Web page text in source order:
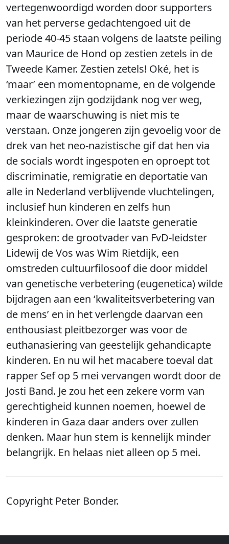
vertegenwoordigd worden door supporters
van het perverse gedachtengoed uit de
periode 40-45 staan volgens de laatste peiling
van Maurice de Hond op zestien zetels in de
Tweede Kamer. Zestien zetels! Oké, het is
‘maar’ een momentopname, en de volgende
verkiezingen zijn godzijdank nog ver weg,
maar de waarschuwing is niet mis te
verstaan. Onze jongeren zijn gevoelig voor de
drek van het neo-nazistische gif dat hen via
de socials wordt ingespoten en oproept tot
discriminatie, remigratie en deportatie van
alle in Nederland verblijvende vluchtelingen,
inclusief hun kinderen en zelfs hun
kleinkinderen. Over die laatste generatie
gesproken: de grootvader van FvD-leidster
Lidewij de Vos was Wim Rietdijk, een
omstreden cultuurfilosoof die door middel
van genetische verbetering (eugenetica) wilde
bijdragen aan een ‘kwaliteitsverbetering van
de mens’ en in het verlengde daarvan een
enthousiast pleitbezorger was voor de
euthanasiering van geestelijk gehandicapte
kinderen. En nu wil het macabere toeval dat
rapper Sef op 5 mei vervangen wordt door de
Josti Band. Je zou het een zekere vorm van
gerechtigheid kunnen noemen, hoewel de
kinderen in Gaza daar anders over zullen
denken. Maar hun stem is kennelijk minder
belangrijk. En helaas niet alleen op 5 mei.
Copyright Peter Bonder.